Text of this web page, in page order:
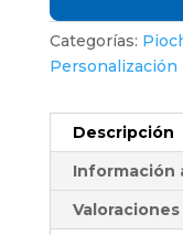
Categorías:
Personalización
Descripción
Información
Valoraciones